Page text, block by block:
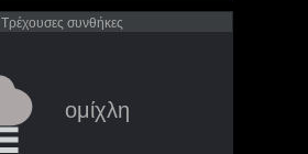
Τρέχουσες συνθήκες
ομίχλη